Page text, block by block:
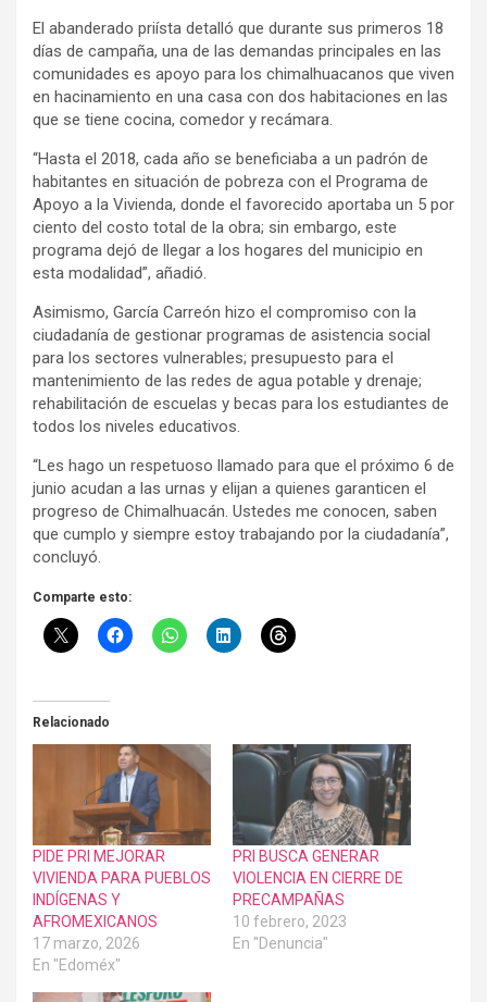
El abanderado priísta detalló que durante sus primeros 18
días de campaña, una de las demandas principales en las
comunidades es apoyo para los chimalhuacanos que viven
en hacinamiento en una casa con dos habitaciones en las
que se tiene cocina, comedor y recámara.
“Hasta el 2018, cada año se beneficiaba a un padrón de
habitantes en situación de pobreza con el Programa de
Apoyo a la Vivienda, donde el favorecido aportaba un 5 por
ciento del costo total de la obra; sin embargo, este
programa dejó de llegar a los hogares del municipio en
esta modalidad”, añadió.
Asimismo, García Carreón hizo el compromiso con la
ciudadanía de gestionar programas de asistencia social
para los sectores vulnerables; presupuesto para el
mantenimiento de las redes de agua potable y drenaje;
rehabilitación de escuelas y becas para los estudiantes de
todos los niveles educativos.
“Les hago un respetuoso llamado para que el próximo 6 de
junio acudan a las urnas y elijan a quienes garanticen el
progreso de Chimalhuacán. Ustedes me conocen, saben
que cumplo y siempre estoy trabajando por la ciudadanía”,
concluyó.
Comparte esto:
Relacionado
PIDE PRI MEJORAR
VIVIENDA PARA PUEBLOS
INDÍGENAS Y
AFROMEXICANOS
17 marzo, 2026
En "Edoméx"
PRI BUSCA GENERAR
VIOLENCIA EN CIERRE DE
PRECAMPAÑAS
10 febrero, 2023
En "Denuncia"